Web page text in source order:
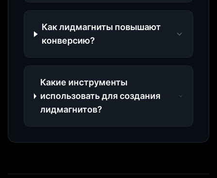
Как лидмагниты повышают
конверсию?
Какие инструменты
использовать для создания
лидмагнитов?